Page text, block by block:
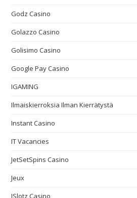
Godz Casino
Golazzo Casino
Golisimo Casino
Google Pay Casino
IGAMING
Ilmaiskierroksia Ilman Kierrätystä
Instant Casino
IT Vacancies
JetSetSpins Casino
Jeux
JSlotz Casino